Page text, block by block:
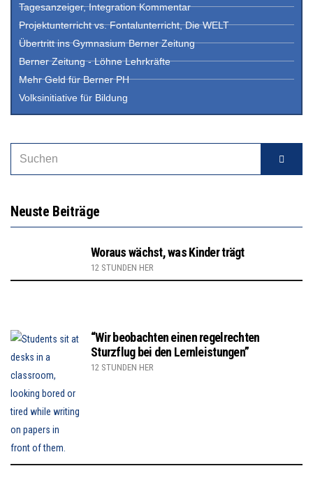
Tagesanzeiger, Integration Kommentar
Projektunterricht vs. Fontalunterricht, Die WELT
Übertritt ins Gymnasium Berner Zeitung
Berner Zeitung - Löhne Lehrkräfte
Mehr Geld für Berner PH
Volksinitiative für Bildung
Neuste Beiträge
Woraus wächst, was Kinder trägt
12 STUNDEN HER
“Wir beobachten einen regelrechten
Sturzflug bei den Lernleistungen”
12 STUNDEN HER